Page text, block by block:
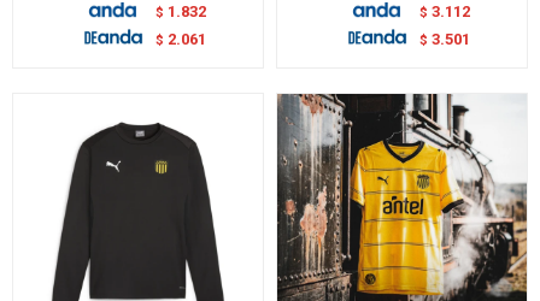
$ 1.832
$ 2.061
$ 3.112
$ 3.501